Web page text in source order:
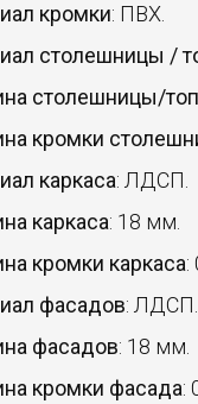
кромки: ПВХ.
столешницы /
столешницы/
кромки
каркаса: ЛДСП.
каркаса: 18 мм.
кромки каркаса:
фасадов: ЛДСП.
фасадов: 18 мм.
кромки фасада: